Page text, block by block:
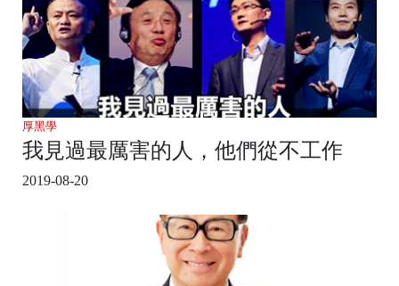
厚黑學
我見過最厲害的人，他們從不工作
2019-08-20